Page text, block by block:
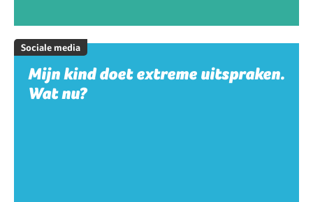
Sociale media
Mijn kind doet extreme uitspraken.
Wat nu?